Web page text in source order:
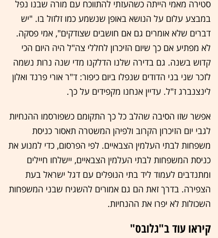
סטירה מאמי הייתה כשהעזתי להתווכח עם מורה שבנו נפל
במבצע עלום על הנושא באופן שנשמע כמו זלזול בו. "יש
דברים שלא אומרים גם אם חושבים שצודקים", אמי פסקה.
לא מפתיע אם כך שיום הזיכרון לחללי צה"ל היה היום הכי
קדוש בשנה. גם בדירה שלנו הדלקנו מדי שנה נרות נשמה
לזכר שני בני הדודים שנפלו ביום כיפור: ד"ר אורי פרנד ואלון
לינצנברג ז"ל. עדיין אנחנו מקפידים על כך.
אפשר שזו הסיבה שהלב כל כך התקומם כשפורסמו ההנחיות
לגבי יום הזיכרון הקרוב ולפיהן המשטרה תאסור כניסת
משפחות לבתי העלמין הצבאיים. לפי הפרסום, כדי למנוע את
כניסת המשפחות לבתי העלמין הצבאיים, יישלחו חיילים
ומתנדבים לעמוד ליד בתי הנופלים עם דגל ישראל בעת
הצפירה. בדרך זאת הם גם אמורים להשגיח שבני המשפחות
השכולות לא יפרו את ההנחיות.
קיראו עוד ב"גלובס"